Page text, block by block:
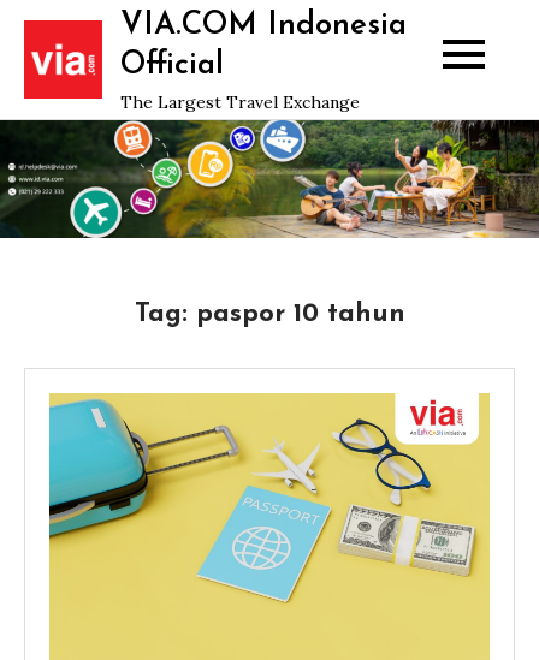
Skip
content
VIA.COM Indonesia
Official
The Largest Travel Exchange
Tag: paspor 10 tahun